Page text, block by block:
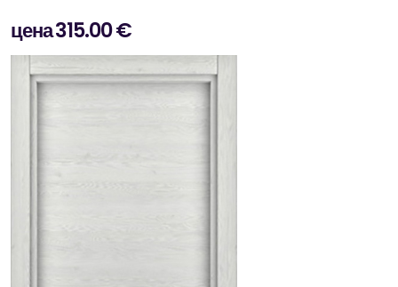
цена 315.00 €